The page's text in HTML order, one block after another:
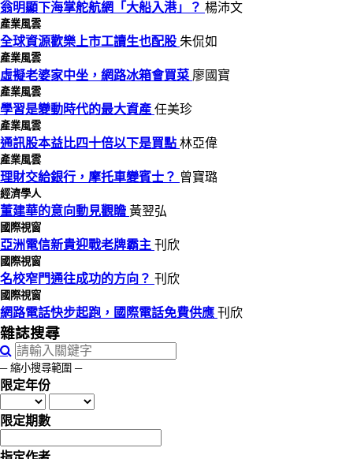
翁明顯下海掌舵航網「大船入港」？ 楊沛文
產業風雲
全球資源歡樂上市工讀生也配股 朱侃如
產業風雲
虛擬老婆家中坐，網路冰箱會買菜 廖國寶
產業風雲
學習是變動時代的最大資產 任美珍
產業風雲
通訊股本益比四十倍以下是買點 林亞偉
產業風雲
理財交給銀行，摩托車變賓士？ 曾寶璐
經濟學人
董建華的意向動見觀瞻 黃翌弘
國際視窗
亞洲電信新貴迎戰老牌霸主 刊欣
國際視窗
名校窄門通往成功的方向？ 刊欣
國際視窗
網路電話快步起跑，國際電話免費供應 刊欣
雜誌搜尋
─ 縮小搜尋範圍 ─
限定年份
限定期數